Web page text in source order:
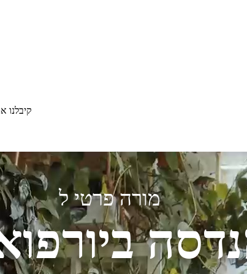
קיבלנו
מורה פרטי ל